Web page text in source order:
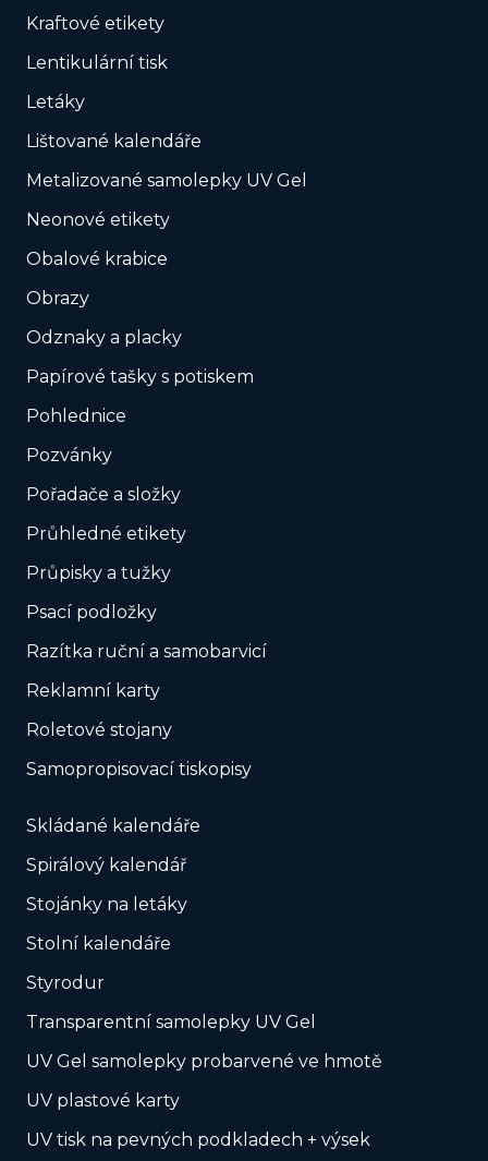
Kraftové etikety
Lentikulární tisk
Letáky
Lištované kalendáře
Metalizované samolepky UV Gel
Neonové etikety
Obalové krabice
Obrazy
Odznaky a placky
Papírové tašky s potiskem
Pohlednice
Pozvánky
Pořadače a složky
Průhledné etikety
Průpisky a tužky
Psací podložky
Razítka ruční a samobarvicí
Reklamní karty
Roletové stojany
Samopropisovací tiskopisy
Skládané kalendáře
Spirálový kalendář
Stojánky na letáky
Stolní kalendáře
Styrodur
Transparentní samolepky UV Gel
UV Gel samolepky probarvené ve hmotě
UV plastové karty
UV tisk na pevných podkladech + výsek